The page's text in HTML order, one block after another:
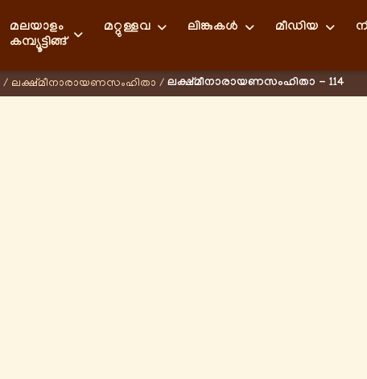
മലയാളം
കമ്പ്യൂട്ടിങ്ങ്
മറ്റുള്ളവ ലിങ്കുകള്‍ മീഡിയ
/ ലക്ഷ്മീനാരായണസംഹിതാ / ലക്ഷ്മീനാരായണസംഹിതാ - 114